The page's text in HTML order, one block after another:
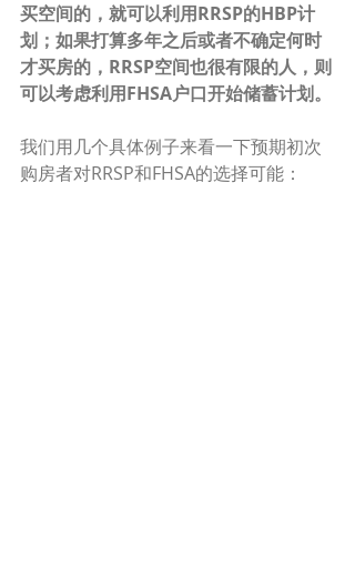
买空间的，就可以利用RRSP的HBP计
划；如果打算多年之后或者不确定何时
才买房的，RRSP空间也很有限的人，则
可以考虑利用FHSA户口开始储蓄计划。
我们用几个具体例子来看一下预期初次
购房者对RRSP和FHSA的选择可能：